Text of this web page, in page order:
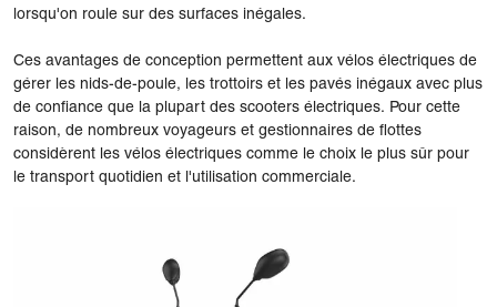
lorsqu'on roule sur des surfaces inégales.
Ces avantages de conception permettent aux vélos électriques de
gérer les nids-de-poule, les trottoirs et les pavés inégaux avec plus
de confiance que la plupart des scooters électriques. Pour cette
raison, de nombreux voyageurs et gestionnaires de flottes
considèrent les vélos électriques comme le choix le plus sûr pour
le transport quotidien et l'utilisation commerciale.